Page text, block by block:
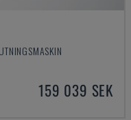
159 039 SEK